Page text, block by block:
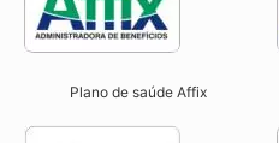
Plano de saúde Affix